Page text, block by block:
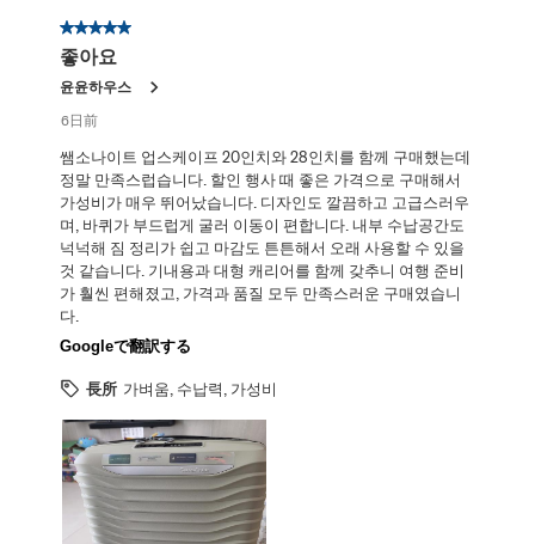
8/213
ー。
星5／5個です。
좋아요
윤윤하우스
6日前
쌤소나이트 업스케이프 20인치와 28인치를 함께 구매했는데
정말 만족스럽습니다. 할인 행사 때 좋은 가격으로 구매해서
가성비가 매우 뛰어났습니다. 디자인도 깔끔하고 고급스러우
며, 바퀴가 부드럽게 굴러 이동이 편합니다. 내부 수납공간도
넉넉해 짐 정리가 쉽고 마감도 튼튼해서 오래 사용할 수 있을
것 같습니다. 기내용과 대형 캐리어를 함께 갖추니 여행 준비
가 훨씬 편해졌고, 가격과 품질 모두 만족스러운 구매였습니
다.
Googleで翻訳する
長所 가벼움, 수납력, 가성비